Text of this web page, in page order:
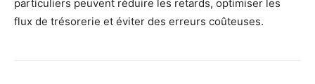
particuliers peuvent réduire les retards, optimiser les
flux de trésorerie et éviter des erreurs coûteuses.